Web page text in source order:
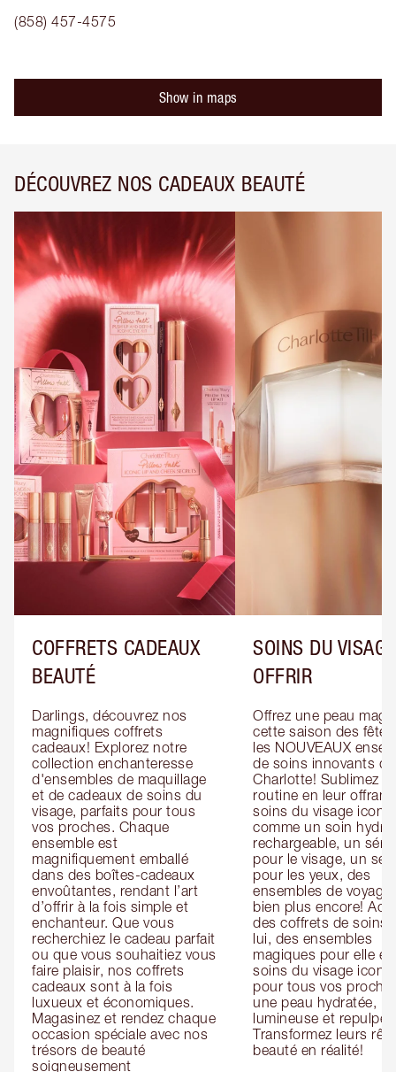
(858) 457-4575
Show in maps
DÉCOUVREZ NOS CADEAUX BEAUTÉ
COFFRETS CADEAUX
BEAUTÉ
Darlings, découvrez nos
magnifiques coffrets
cadeaux! Explorez notre
collection enchanteresse
d'ensembles de maquillage
et de cadeaux de soins du
visage, parfaits pour tous
vos proches. Chaque
ensemble est
magnifiquement emballé
dans des boîtes-cadeaux
envoûtantes, rendant l’art
d’offrir à la fois simple et
enchanteur. Que vous
recherchiez le cadeau parfait
ou que vous souhaitiez vous
faire plaisir, nos coffrets
cadeaux sont à la fois
luxueux et économiques.
Magasinez et rendez chaque
occasion spéciale avec nos
trésors de beauté
soigneusement
SOINS DU
OFFRIR
Offrez une peau
cette saison des fêtes
les NOUVEAUX
de soins innovants de
Charlotte! Sublimez
routine en leur offrant
soins du visage
comme un soin
rechargeable, un
pour le visage, un
pour les yeux, des
ensembles de voyage
bien plus encore!
des coffrets de soins
lui, des ensembles
magiques pour elle et
soins du visage
pour tous vos
une peau hydratée,
lumineuse et
Transformez leurs
beauté en réalité!